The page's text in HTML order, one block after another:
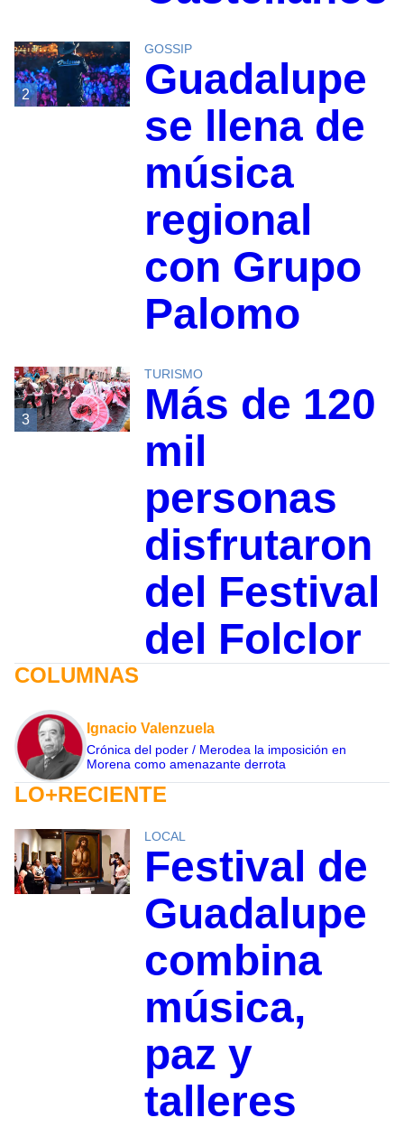
2
GOSSIP
Guadalupe
se llena de
música
regional
con Grupo
Palomo
3
TURISMO
Más de 120
mil
personas
disfrutaron
del Festival
del Folclor
COLUMNAS
Ignacio Valenzuela
Crónica del poder / Merodea la imposición en
Morena como amenazante derrota
LO+RECIENTE
LOCAL
Festival de
Guadalupe
combina
música,
paz y
talleres